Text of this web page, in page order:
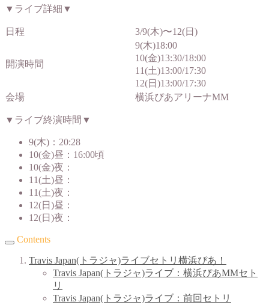
▼ライブ詳細▼
日程 3/9(木)〜12(日)
開演時間
9(木)18:00
10(金)13:30/18:00
11(土)13:00/17:30
12(日)13:00/17:30
会場
横浜ぴあアリーナMM
▼ライブ終演時間▼
9(木)：20:28
10(金)昼：16:00頃
10(金)夜：
11(土)昼：
11(土)夜：
12(日)昼：
12(日)夜：
Contents
Travis Japan(トラジャ)ライブセトリ横浜ぴあ！
Travis Japan(トラジャ)ライブ：横浜ぴあMMセト
リ
Travis Japan(トラジャ)ライブ：前回セトリ